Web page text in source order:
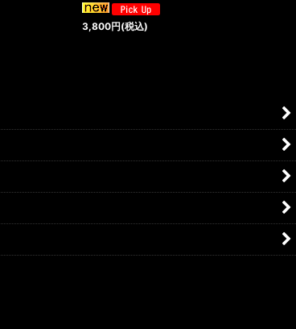
3,800円(税込)